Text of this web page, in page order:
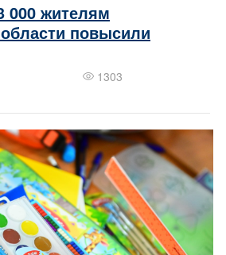
000 жителям
повысили
1303